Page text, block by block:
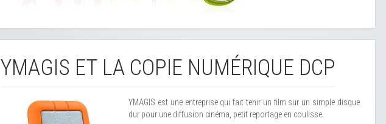
YMAGIS ET LA COPIE NUMÉRIQUE DCP
YMAGIS est une entreprise qui fait tenir un film sur un simple disque
dur pour une diffusion cinéma, petit reportage en coulisse.